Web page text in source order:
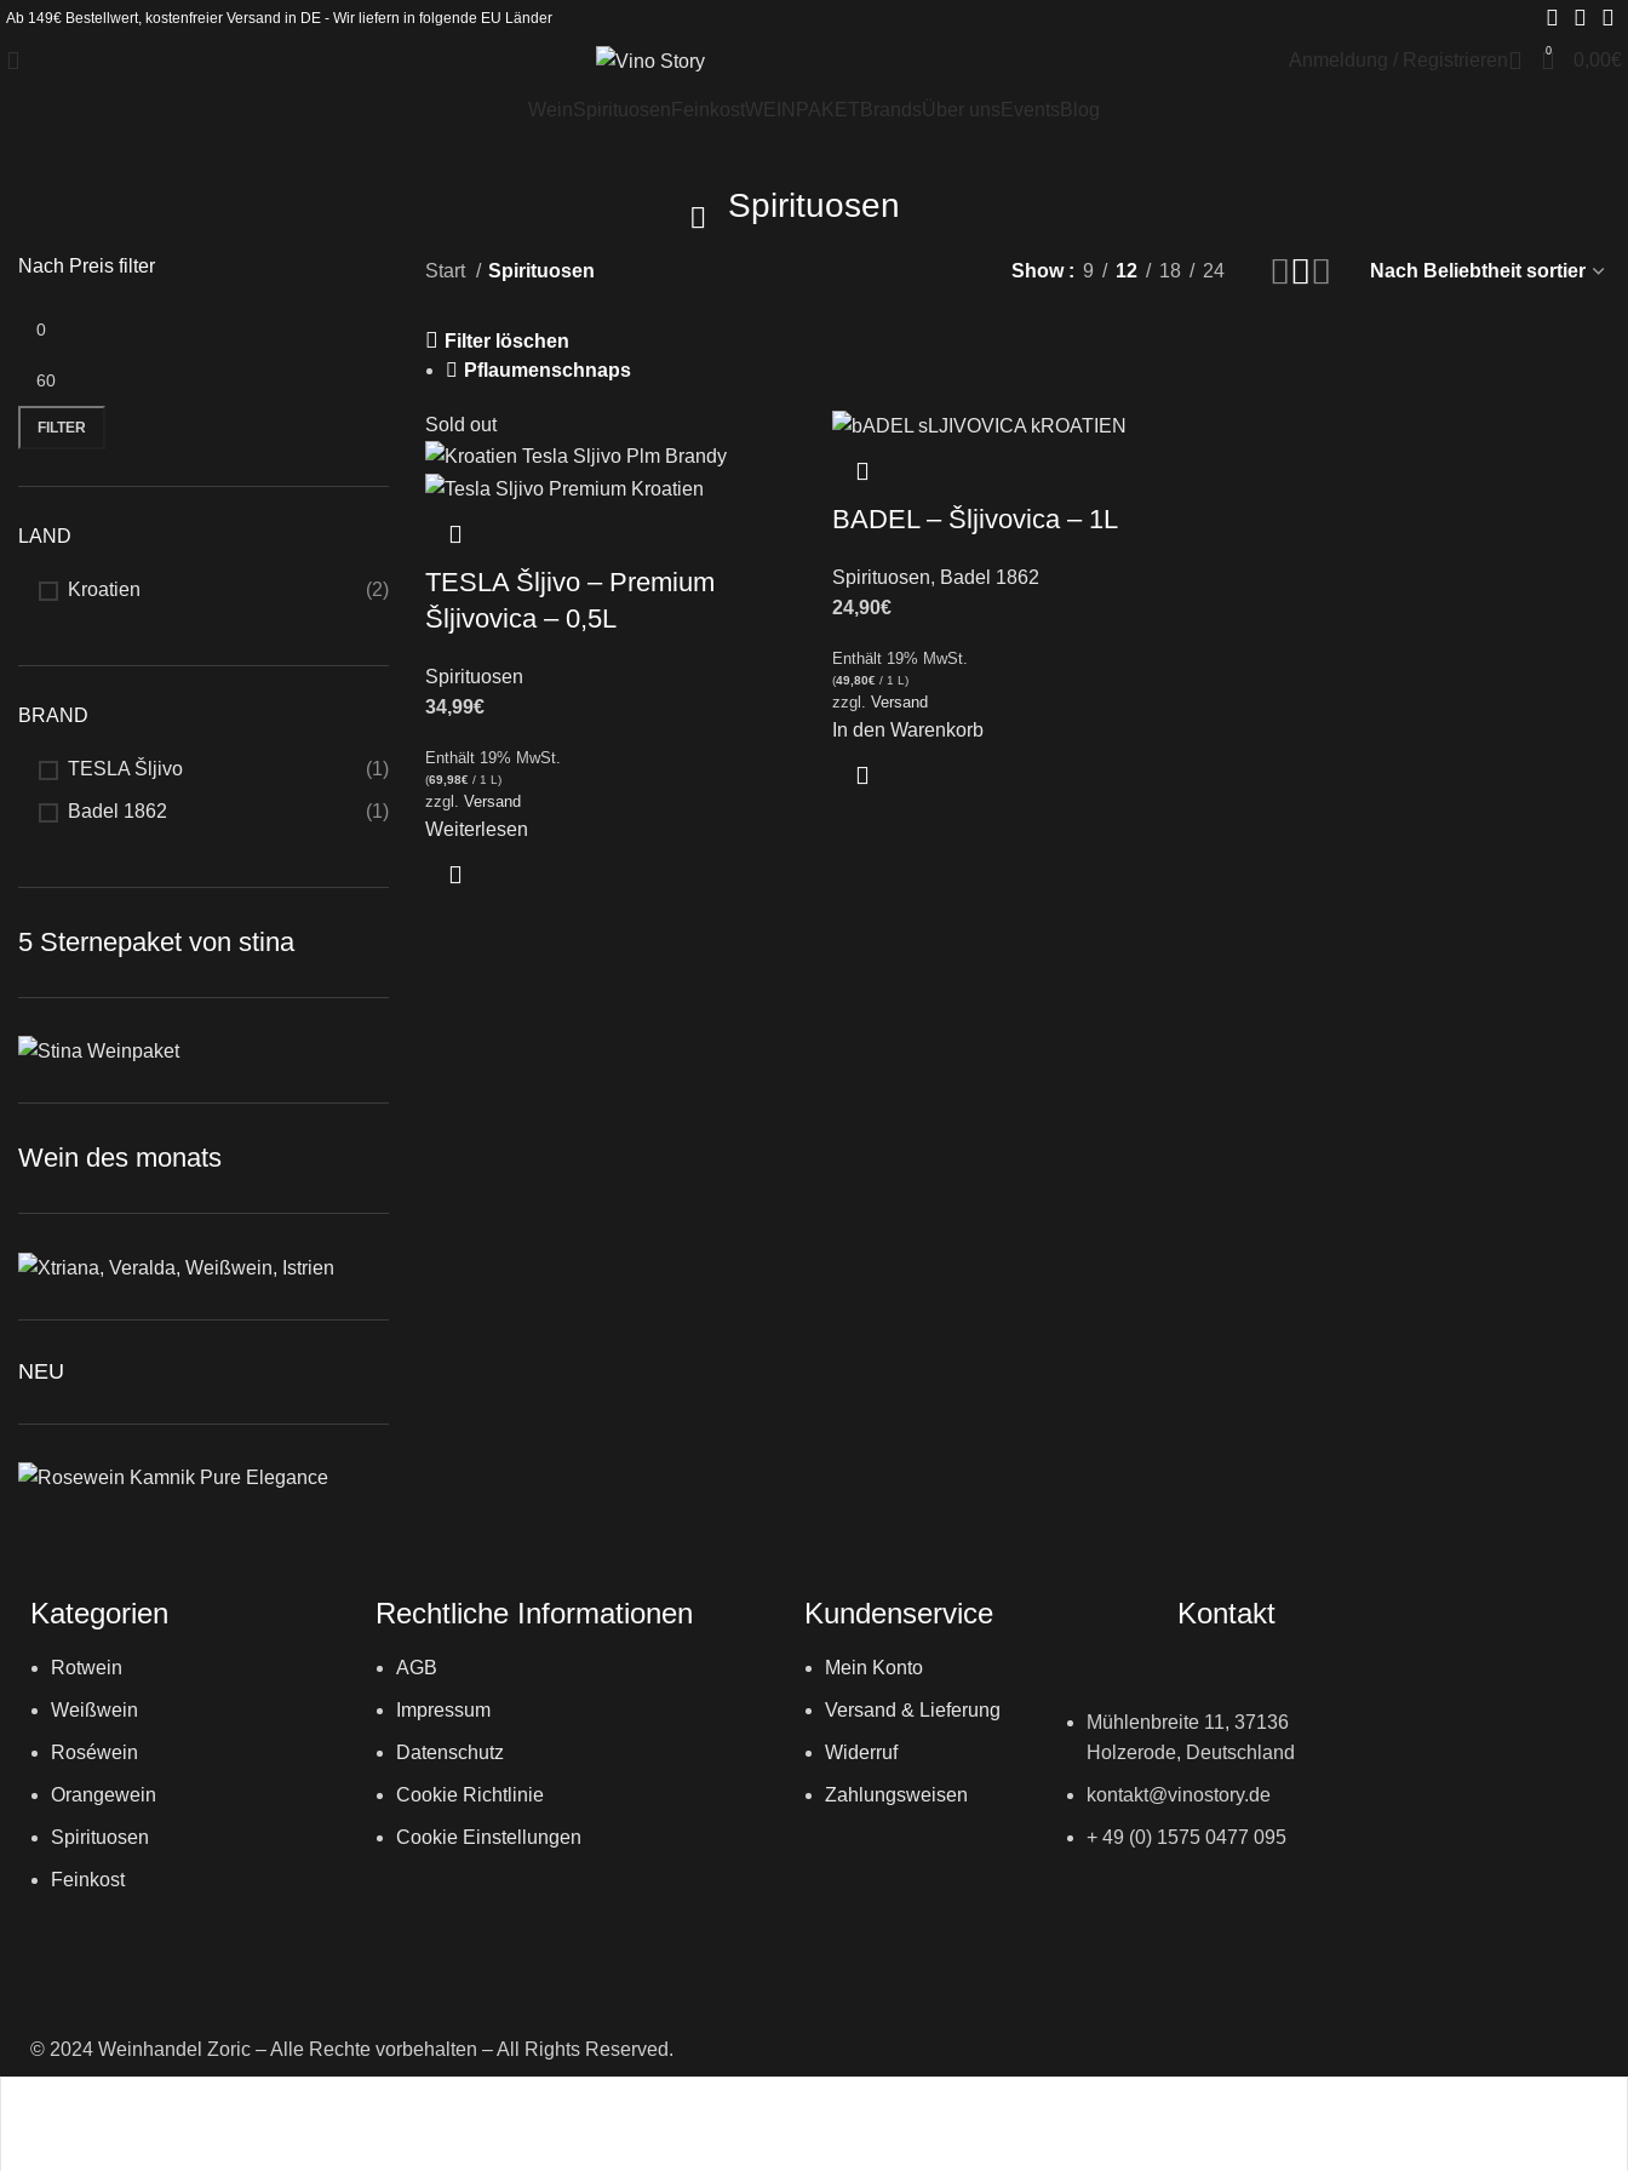
Ab 149€ Bestellwert, kostenfreier Versand in DE - Wir liefern in folgende EU Länder
Anmeldung / Registrieren 0 0,00€
Wein Spirituosen FeinkostWEINPAKET Brands Über uns Events Blog
Spirituosen
Nach Preis filter
FILTER
LAND
Kroatien (2)
BRAND
TESLA Šljivo (1)
Badel 1862 (1)
5 Sternepaket von stina
Wein des monats
NEU
Start Spirituosen Show 9 12 18 24
Filter löschen
Pflaumenschnaps
Sold out
TESLA Šljivo – Premium
Šljivovica – 0,5L
Spirituosen
34,99€
Enthält 19% MwSt.
(69,98€ / 1 L)
zzgl. Versand
Weiterlesen
BADEL – Šljivovica – 1L
Spirituosen, Badel 1862
24,90€
Enthält 19% MwSt.
(49,80€ / 1 L)
zzgl. Versand
In den Warenkorb
Kategorien
Rotwein
Weißwein
Roséwein
Orangewein
Spirituosen
Feinkost
Rechtliche Informationen
AGB
Impressum
Datenschutz
Cookie Richtlinie
Cookie Einstellungen
Kundenservice
Mein Konto
Versand & Lieferung
Widerruf
Zahlungsweisen
Kontakt
Mühlenbreite 11, 37136
Holzerode, Deutschland
kontakt@vinostory.de
+ 49 (0) 1575 0477 095
© 2024 Weinhandel Zoric – Alle Rechte vorbehalten – All Rights Reserved.